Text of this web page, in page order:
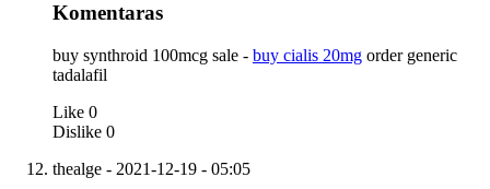
Komentaras
buy synthroid 100mcg sale - buy cialis 20mg order generic
tadalafil
Like 0
Dislike 0
thealge - 2021-12-19 - 05:05